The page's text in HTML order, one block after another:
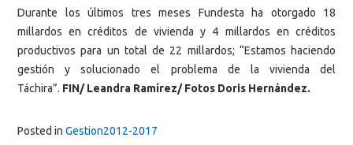
Durante los últimos tres meses Fundesta ha otorgado 18
millardos en créditos de vivienda y 4 millardos en créditos
productivos para un total de 22 millardos; “Estamos haciendo
gestión y solucionado el problema de la vivienda del
Táchira”. FIN/ Leandra Ramírez/ Fotos Doris Hernández.
Posted in Gestion2012-2017